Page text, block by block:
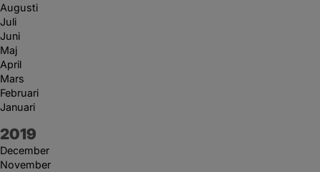
Augusti
Juli
Juni
Maj
April
Mars
Februari
Januari
År:
2019
December
November